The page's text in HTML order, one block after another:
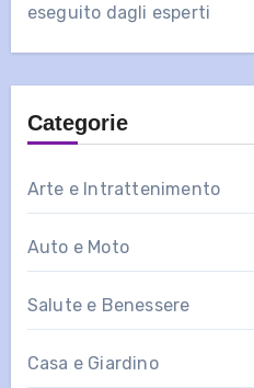
eseguito dagli esperti
Categorie
Arte e Intrattenimento
Auto e Moto
Salute e Benessere
Casa e Giardino